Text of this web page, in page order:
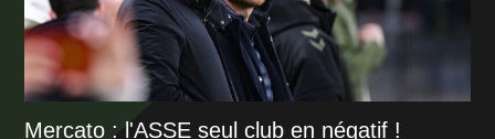
Mercato : l'ASSE seul club en négatif !